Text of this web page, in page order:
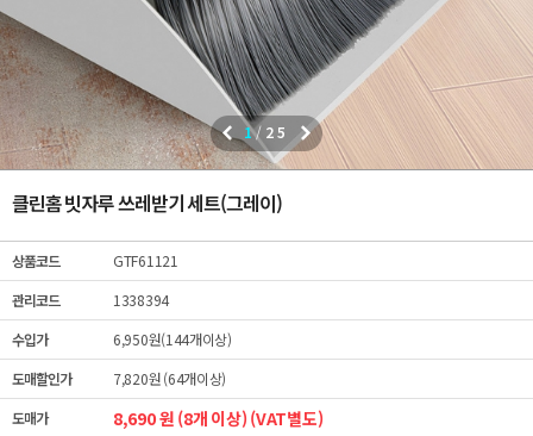
1/ 25
클린홈 빗자루 쓰레받기 세트(그레이)
상품코드
GTF61121
관리코드
1338394
수입가
6,950원(144개이상)
도매할인가
7,820원 (64개이상)
도매가
8,690 원 (8개 이상) (VAT별도)